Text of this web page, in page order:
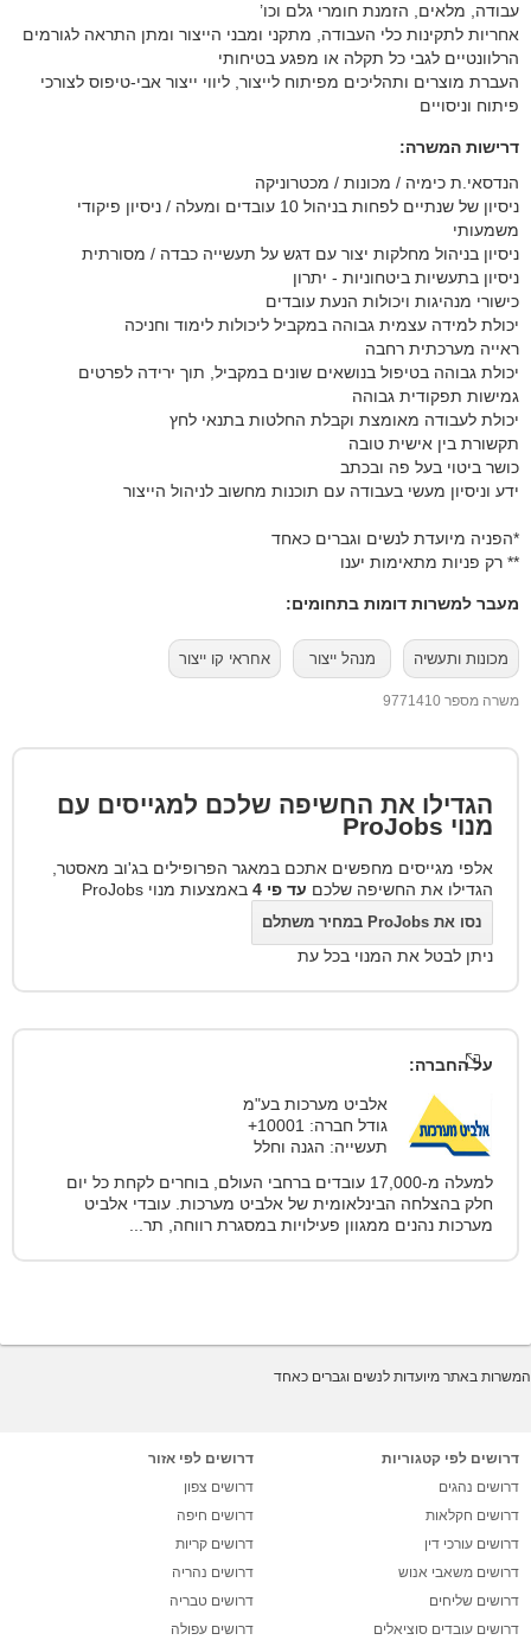
עבודה, מלאים, הזמנת חומרי גלם וכו’
אחריות לתקינות כלי העבודה, מתקני ומבני הייצור ומתן התראה לגורמים
הרלוונטיים לגבי כל תקלה או מפגע בטיחותי
העברת מוצרים ותהליכים מפיתוח לייצור, ליווי ייצור אבי-טיפוס לצורכי
פיתוח וניסויים
דרישות המשרה:
ניסיון של שנתיים לפחות בניהול 10 עובדים ומעלה / ניסיון פיקודי
** רק פניות מתאימות יענו
מעבר למשרות דומות בתחומים:
מכונות ותעשיה מנהל ייצור אחראי קו ייצור
משרה מספר 9771410
הגדילו את החשיפה שלכם למגייסים עם
מנוי ProJobs
אלפי מגייסים מחפשים אתכם במאגר הפרופילים בג'וב מאסטר,
הגדילו את החשיפה שלכם עד פי 4 באמצעות מנוי ProJobs
נסו את ProJobs במחיר משתלם
ניתן לבטל את המנוי בכל עת
על החברה:
אלביט מערכות בע"מ
גודל חברה: 10001+
תעשייה: הגנה וחלל
למעלה מ-17,000 עובדים ברחבי העולם, בוחרים לקחת כל יום
חלק בהצלחה הבינלאומית של אלביט מערכות. עובדי אלביט
מערכות נהנים ממגוון פעילויות במסגרת רווחה, תר...
המשרות באתר מיועדות לנשים וגברים כאחד
דרושים לפי קטגוריות
דרושים נהגים
דרושים חקלאות
דרושים עורכי דין
דרושים משאבי אנוש
דרושים שליחים
דרושים עובדים סוציאלים
דרושים לפי אזור
דרושים צפון
דרושים חיפה
דרושים קריות
דרושים נהריה
דרושים טבריה
דרושים עפולה